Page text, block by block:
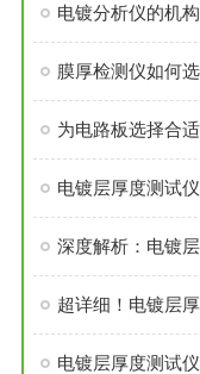
电镀分析仪的机
膜厚检测仪如何
为电路板选择合
电镀层厚度测试
深度解析：电镀
超详细！电镀层
电镀层厚度测试